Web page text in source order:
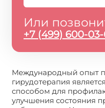
Или
+7 (499) 600-
Международный опыт
гирудотерапия
способом для
улучшения состояния